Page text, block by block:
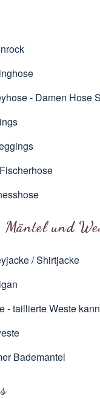
- Damen Hose
Mäntel und
/ Shirtjacke
- taillierte Weste
Bademantel